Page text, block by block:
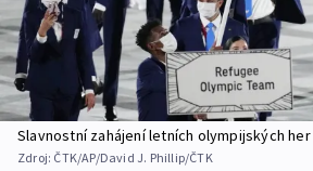
Slavnostní zahájení letních olympijských her
Zdroj: ČTK/AP/David J. Phillip/ČTK